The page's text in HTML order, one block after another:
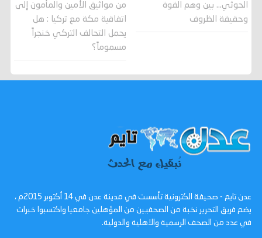
الحوثي... بين وهم القوة
وحقيقة الظروف
من مواثيق الأمين والمأمون إلى
اتفاقية مكة مع تركيا : هل
يحمل التحالف التركي خنجراً
مسموماً؟
عدن تايم - صحيفة الكترونية تأسست في مدينة عدن في 14 أكتوبر 2015م ،
يضم فريق التحرير نخبة من الصحفيين من المؤهلين جامعيا واكتسبوا خبرات
في عدد من الصحف الرسمية والاهلية والدولية.